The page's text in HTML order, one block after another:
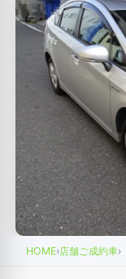
HOME›店舗ご成約車›